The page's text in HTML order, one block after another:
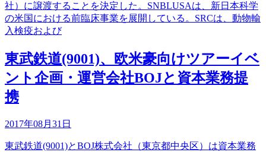
社）に譲渡することを決定した。SNBLUSAは、新日本科学
の米国における前臨床事業を展開している。SRCは、動物輸
入検疫および
東武鉄道(9001)、欧米豪向けツアーイベ
ント企画・運営会社BOJと資本業務提
携
2017年08月31日
東武鉄道(9001)とBOJ株式会社（東京都中央区）は資本業務